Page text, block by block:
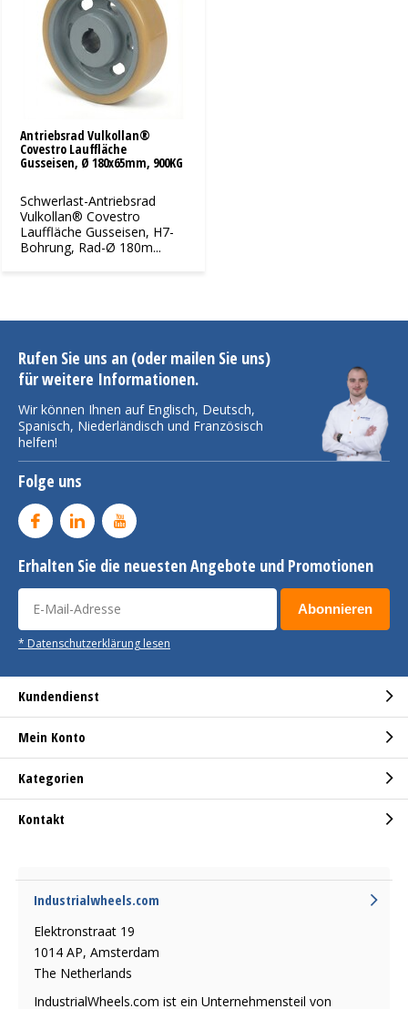
Antriebsrad Vulkollan®
Covestro Lauffläche
Gusseisen, Ø 180x65mm, 900KG
Schwerlast-Antriebsrad
Vulkollan® Covestro
Lauffläche Gusseisen, H7-
Bohrung, Rad-Ø 180m...
Rufen Sie uns an (oder mailen Sie uns)
für weitere Informationen.
Wir können Ihnen auf Englisch, Deutsch,
Spanisch, Niederländisch und Französisch
helfen!
Folge uns
Erhalten Sie die neuesten Angebote und Promotionen
Abonnieren
* Datenschutzerklärung lesen
Kundendienst
Mein Konto
Kategorien
Kontakt
Industrialwheels.com
Elektronstraat 19
1014 AP, Amsterdam
The Netherlands
IndustrialWheels.com ist ein Unternehmensteil von